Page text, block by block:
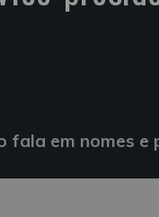
fala em nomes